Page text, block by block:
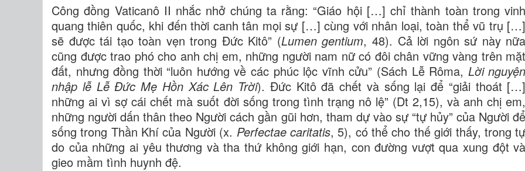
Công đồng Vaticanô II nhắc nhở chúng ta rằng: “Giáo hội […] chỉ thành toàn trong vinh
quang thiên quốc, khi đến thời canh tân mọi sự […] cùng với nhân loại, toàn thể vũ trụ […]
sẽ được tái tạo toàn vẹn trong Đức Kitô” (Lumen gentium, 48). Cả lời ngôn sứ này nữa
cũng được trao phó cho anh chị em, những người nam nữ có đôi chân vững vàng trên mặt
đất, nhưng đồng thời “luôn hướng về các phúc lộc vĩnh cửu” (Sách Lễ Rôma, Lời nguyện
nhập lễ Lễ Đức Mẹ Hồn Xác Lên Trời). Đức Kitô đã chết và sống lại để “giải thoát […]
những ai vì sợ cái chết mà suốt đời sống trong tình trạng nô lệ” (Dt 2,15), và anh chị em,
những người dấn thân theo Người cách gần gũi hơn, tham dự vào sự “tự hủy” của Người để
sống trong Thần Khí của Người (x. Perfectae caritatis, 5), có thể cho thế giới thấy, trong tự
do của những ai yêu thương và tha thứ không giới hạn, con đường vượt qua xung đột và
gieo mầm tình huynh đệ.